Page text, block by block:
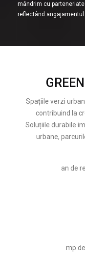
mândrim cu
reflectând
Spațiile verzi
contribuind la
Soluțiile durabile
urbane,
an de
mp